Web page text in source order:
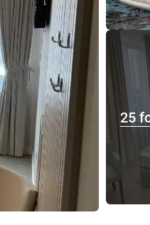
25